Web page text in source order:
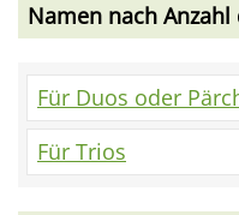
Namen nach
Für Duos oder
Für Trios